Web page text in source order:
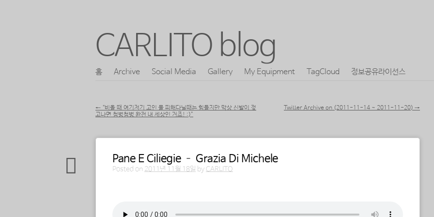
CARLITO blog
콘
로
홈 Archive Social Media Gallery My Equipment TagCloud 정보공유라이선스
← “비올 때 여기저기 고인 물 피해다닐때는 힘들지만 막상 신발이 젖
고나면 첨벙첨벙 완전 내 세상인 거죠! :)”
Twitter Archive on (2011-11-14 ~ 2011-11-20) →
Pane E Ciliegie – Grazia Di Michele
Posted on 2011년 11월 18일 by CARLITO